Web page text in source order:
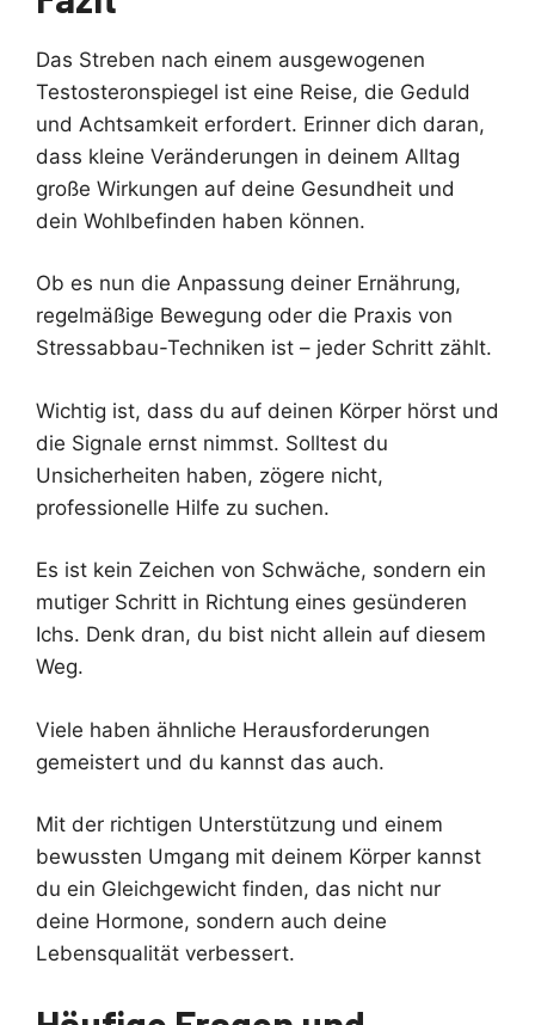
Das Streben nach einem ausgewogenen
Testosteronspiegel ist eine Reise, die Geduld
und Achtsamkeit erfordert. Erinner dich daran,
dass kleine Veränderungen in deinem Alltag
große Wirkungen auf deine Gesundheit und
dein Wohlbefinden haben können.
Ob es nun die Anpassung deiner Ernährung,
regelmäßige Bewegung oder die Praxis von
Stressabbau-Techniken ist – jeder Schritt zählt.
Wichtig ist, dass du auf deinen Körper hörst und
die Signale ernst nimmst. Solltest du
Unsicherheiten haben, zögere nicht,
professionelle Hilfe zu suchen.
Es ist kein Zeichen von Schwäche, sondern ein
mutiger Schritt in Richtung eines gesünderen
Ichs. Denk dran, du bist nicht allein auf diesem
Weg.
Viele haben ähnliche Herausforderungen
gemeistert und du kannst das auch.
Mit der richtigen Unterstützung und einem
bewussten Umgang mit deinem Körper kannst
du ein Gleichgewicht finden, das nicht nur
deine Hormone, sondern auch deine
Lebensqualität verbessert.